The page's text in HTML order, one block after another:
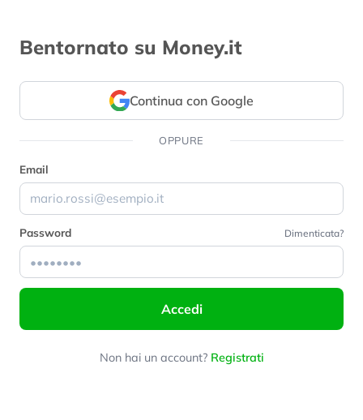
Bentornato su Money.it
Continua con Google
OPPURE
Email
Password Dimenticata?
Accedi
Non hai un account? Registrati